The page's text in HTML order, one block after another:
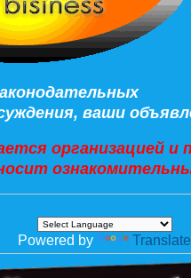
ваши
организацией
Powered by Translate